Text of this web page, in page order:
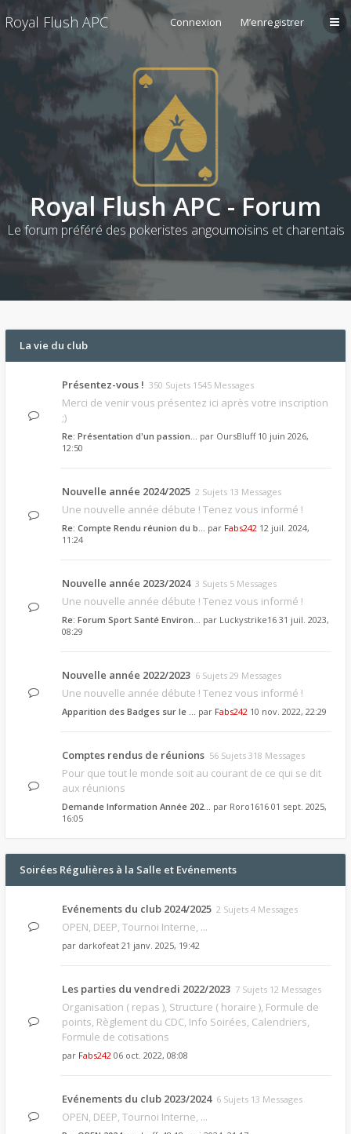
Royal Flush APC Connexion M’enregistrer
Royal Flush APC - Forum
Le forum préféré des pokeristes angoumoisins et charentais
La vie du club
Présentez-vous ! 350 Sujets 1545 Messages
Merci de venir vous présentez ici après votre inscription
;)
Re: Présentation d'un passion… par OursBluff 10 juin 2026,
12:50
Nouvelle année 2024/2025 2 Sujets 13 Messages
Une nouvelle année débute ! Tenez vous informé !
Re: Compte Rendu réunion du b… par Fabs242 12 juil. 2024,
11:24
Nouvelle année 2023/2024 3 Sujets 5 Messages
Une nouvelle année débute ! Tenez vous informé !
Re: Forum Sport Santé Environ… par Luckystrike16 31 juil. 2023,
08:29
Nouvelle année 2022/2023 6 Sujets 29 Messages
Une nouvelle année débute ! Tenez vous informé !
Apparition des Badges sur le … par Fabs242 10 nov. 2022, 22:29
Comptes rendus de réunions 56 Sujets 318 Messages
Pour que tout le monde soit au courant de ce qui se dit
aux réunions
Demande Information Année 202… par Roro1616 01 sept. 2025,
16:05
Soirées Régulières à la Salle et Evénements
Evénements du club 2024/2025 2 Sujets 4 Messages
OPEN, DEEP, Tournoi Interne, ...
par darkofeat 21 janv. 2025, 19:42
Les parties du vendredi 2022/2023 7 Sujets 12 Messages
Organisation ( repas ), Structure ( horaire ), Formule de
points, Règlement du CDC, Info Soirées, Calendriers,
Formule de cotisations
par Fabs242 06 oct. 2022, 08:08
Evénements du club 2023/2024 6 Sujets 13 Messages
OPEN, DEEP, Tournoi Interne, ...